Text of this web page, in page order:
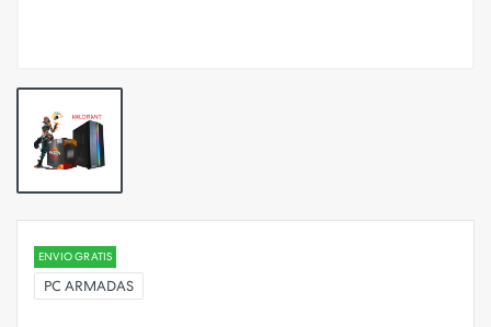
ENVIO GRATIS
PC ARMADAS